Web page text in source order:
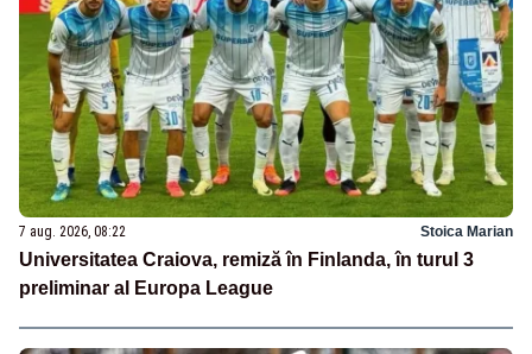
7 aug. 2026, 08:22 Stoica Marian
Universitatea Craiova, remiză în Finlanda, în turul 3
preliminar al Europa League